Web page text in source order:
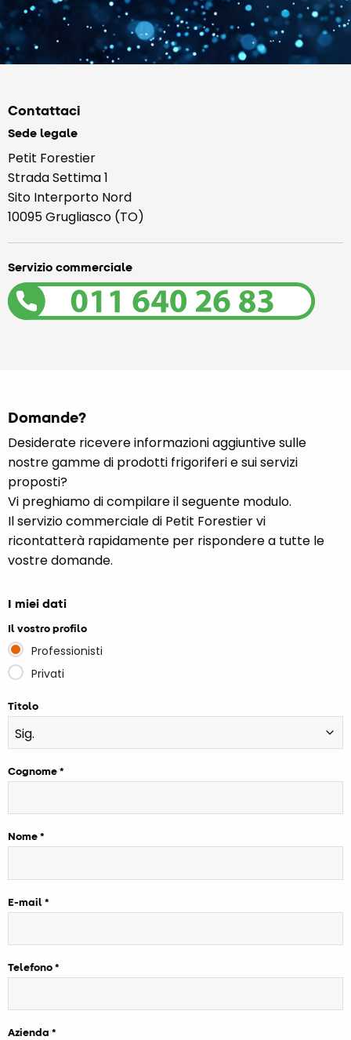
Contattaci
Sede legale
Petit Forestier
Strada Settima 1
Sito Interporto Nord
10095 Grugliasco (TO)
Servizio commerciale
Domande?
Desiderate ricevere informazioni aggiuntive sulle
nostre gamme di prodotti frigoriferi e sui servizi
proposti?
Vi preghiamo di compilare il seguente modulo.
Il servizio commerciale di Petit Forestier vi
ricontatterà rapidamente per rispondere a tutte le
vostre domande.
I miei dati
Il vostro profilo
Professionisti
Privati
Titolo
Cognome
Nome
E-mail
Telefono
Azienda